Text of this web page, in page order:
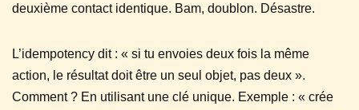
deuxième contact identique. Bam, doublon. Désastre.
L’idempotency dit : « si tu envoies deux fois la même
action, le résultat doit être un seul objet, pas deux ».
Comment ? En utilisant une clé unique. Exemple : « crée